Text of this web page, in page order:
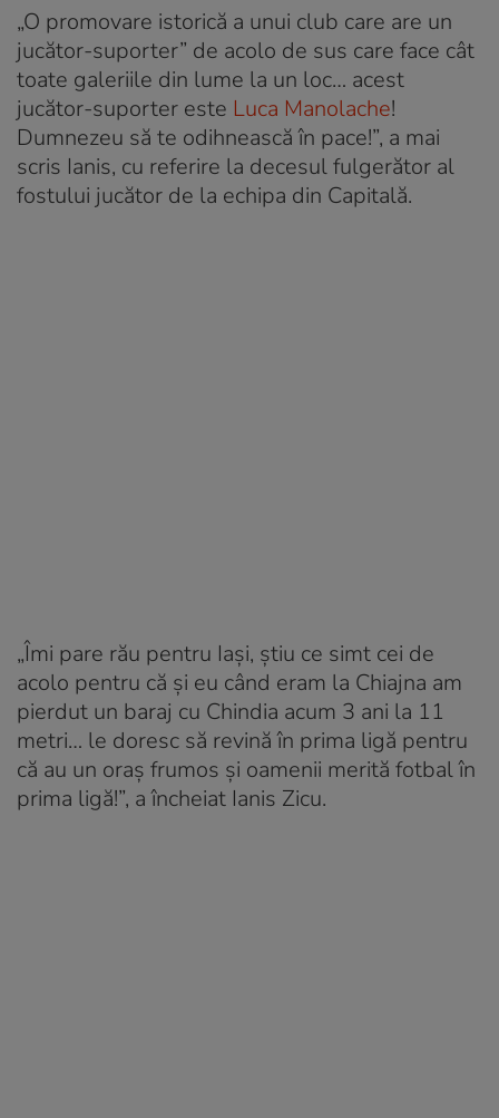
„O promovare istorică a unui club care are un
jucător-suporter” de acolo de sus care face cât
toate galeriile din lume la un loc… acest
jucător-suporter este Luca Manolache!
Dumnezeu să te odihnească în pace!”, a mai
scris Ianis, cu referire la decesul fulgerător al
fostului jucător de la echipa din Capitală.
„Îmi pare rău pentru Iași, știu ce simt cei de
acolo pentru că și eu când eram la Chiajna am
pierdut un baraj cu Chindia acum 3 ani la 11
metri… le doresc să revină în prima ligă pentru
că au un oraș frumos și oamenii merită fotbal în
prima ligă!”, a încheiat Ianis Zicu.